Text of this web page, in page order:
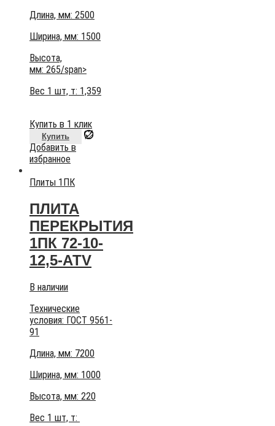
Длина, мм: 2500
Ширина, мм: 1500
Высота,
мм: 265/span>
Вес 1 шт, т: 1,359
Купить в 1 клик
Купить
Добавить в
избранное
Плиты 1ПК
ПЛИТА
ПЕРЕКРЫТИЯ
1ПК 72-10-
12,5-АТV
В наличии
Технические
условия: ГОСТ 9561-
91
Длина, мм: 7200
Ширина, мм: 1000
Высота, мм: 220
Вес 1 шт, т: